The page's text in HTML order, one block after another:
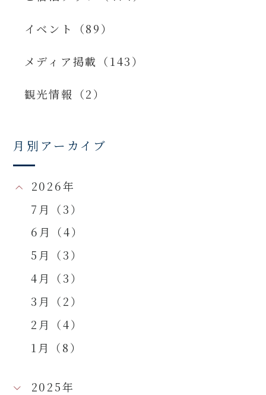
イベント（89）
メディア掲載（143）
観光情報（2）
月別アーカイブ
2026年
7月（3）
6月（4）
5月（3）
4月（3）
3月（2）
2月（4）
1月（8）
2025年